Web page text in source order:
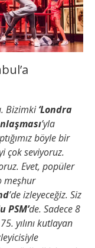
Bizimki‘Londra
’yla
böyle bir
çok seviyoruz.
Evet, popüler
meşhur
’de izleyeceğiz. Siz
PSM’de. Sadece 8
yılını kutlayan